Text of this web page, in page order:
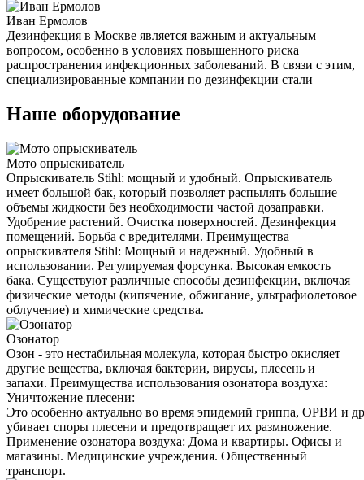
Иван Ермолов
Дезинфекция в Москве является важным и актуальным
вопросом, особенно в условиях повышенного риска
распространения инфекционных заболеваний. В связи с этим,
специализированные компании по дезинфекции стали
Наше оборудование
Мото опрыскиватель
Опрыскиватель Stihl: мощный и удобный. Опрыскиватель
имеет большой бак, который позволяет распылять большие
объемы жидкости без необходимости частой дозаправки.
Удобрение растений. Очистка поверхностей. Дезинфекция
помещений. Борьба с вредителями. Преимущества
опрыскивателя Stihl: Мощный и надежный. Удобный в
использовании. Регулируемая форсунка. Высокая емкость
бака. Существуют различные способы дезинфекции, включая
физические методы (кипячение, обжигание, ультрафиолетовое
облучение) и химические средства.
Озонатор
Озон - это нестабильная молекула, которая быстро окисляет
другие вещества, включая бактерии, вирусы, плесень и
запахи. Преимущества использования озонатора воздуха:
Уничтожение плесени:
Это особенно актуально во время эпидемий гриппа, ОРВИ и
убивает споры плесени и предотвращает их размножение.
Применение озонатора воздуха: Дома и квартиры. Офисы и
магазины. Медицинские учреждения. Общественный
транспорт.